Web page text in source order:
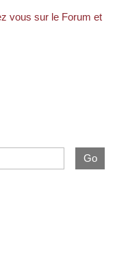
vous sur le Forum et